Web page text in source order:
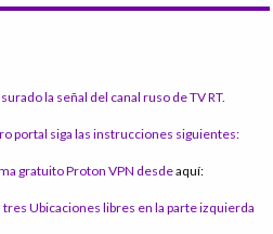
la señal del canal ruso de TV RT.
portal siga las instrucciones siguientes:
gratuito Proton VPN desdeaquí:
tres Ubicaciones libres en la parte izquierda